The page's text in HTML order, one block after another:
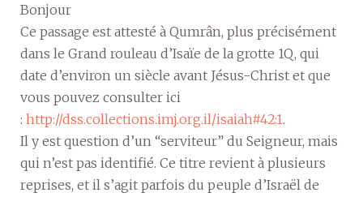
Bonjour
Ce passage est attesté à Qumrân, plus précisément
dans le Grand rouleau d’Isaïe de la grotte 1Q, qui
date d’environ un siècle avant Jésus-Christ et que
vous pouvez consulter ici
: http://dss.collections.imj.org.il/isaiah#42:1.
Il y est question d’un “serviteur” du Seigneur, mais
qui n’est pas identifié. Ce titre revient à plusieurs
reprises, et il s’agit parfois du peuple d’Israël de